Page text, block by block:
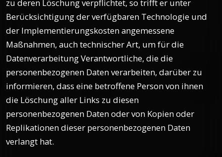
zu deren Löschung verpflichtet, so trifft er unter
Berücksichtigung der verfügbaren Technologie und
der Implementierungskosten angemessene
Maßnahmen, auch technischer Art, um für die
Datenverarbeitung Verantwortliche, die die
personenbezogenen Daten verarbeiten, darüber zu
informieren, dass eine betroffene Person von ihnen
die Löschung aller Links zu diesen
personenbezogenen Daten oder von Kopien oder
Replikationen dieser personenbezogenen Daten
verlangt hat.